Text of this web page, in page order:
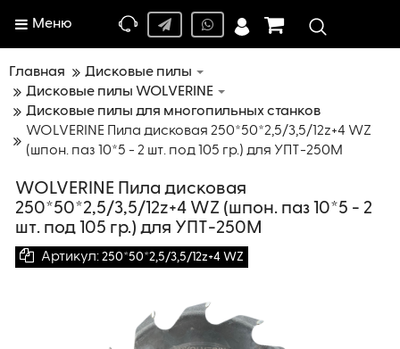
Меню
Главная
Дисковые пилы
Дисковые пилы WOLVERINE
Дисковые пилы для многопильных станков
WOLVERINE Пила дисковая 250*50*2,5/3,5/12z+4 WZ
(шпон. паз 10*5 - 2 шт. под 105 гр.) для УПТ-250М
WOLVERINE Пила дисковая
250*50*2,5/3,5/12z+4 WZ (шпон. паз 10*5 - 2
шт. под 105 гр.) для УПТ-250М
Артикул: 250*50*2,5/3,5/12z+4 WZ